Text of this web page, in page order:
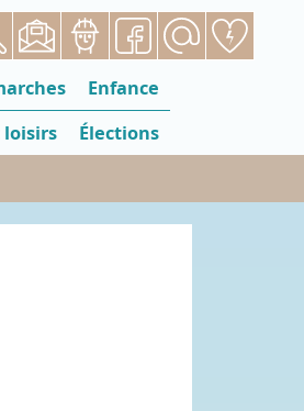
Enfance
Élections